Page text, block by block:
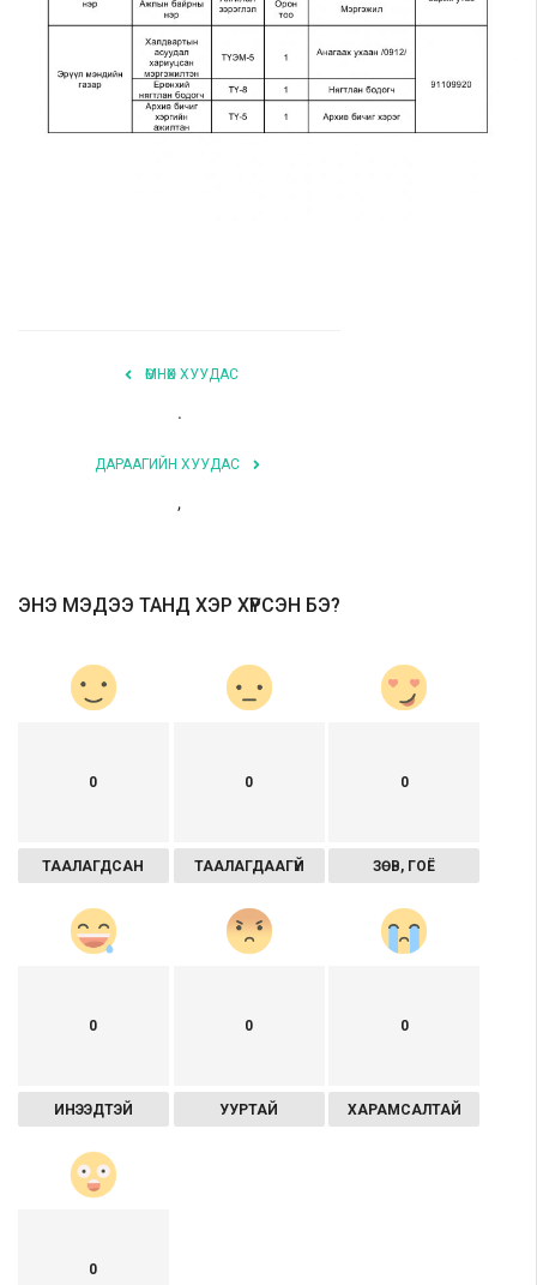
ӨМНӨХ ХУУДАС
.
ДАРААГИЙН ХУУДАС
,
ЭНЭ МЭДЭЭ ТАНД ХЭР ХҮРСЭН БЭ?
0
ТААЛАГДСАН
0
ТААЛАГДААГҮЙ
0
ЗӨВ, ГОЁ
0
ИНЭЭДТЭЙ
0
УУРТАЙ
0
ХАРАМСАЛТАЙ
0